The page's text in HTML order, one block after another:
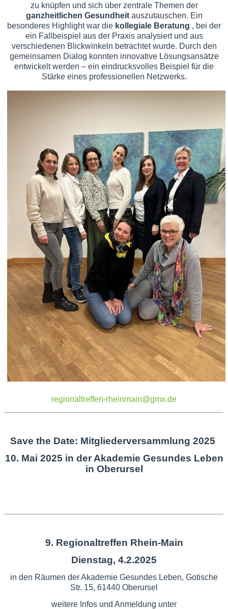
zu knüpfen und sich über zentrale Themen der
ganzheitlichen Gesundheitauszutauschen. Ein
besonderes Highlight war die kollegiale Beratung , bei der
ein Fallbeispiel aus der Praxis analysiert und aus
verschiedenen Blickwinkeln betrachtet wurde. Durch den
gemeinsamen Dialog konnten innovative Lösungsansätze
entwickelt werden – ein eindrucksvolles Beispiel für die
Stärke eines professionellen Netzwerks.
regionaltreffen-rheinmain@gmx.de
Save the Date: Mitgliederversammlung 2025
10. Mai 2025 in der Akademie Gesundes Leben
in Oberursel
9. Regionaltreffen Rhein-Main
Dienstag, 4.2.2025
in den Räumen der Akademie Gesundes Leben, Gotische
Str. 15, 61440 Oberursel
weitere Infos und Anmeldung unter